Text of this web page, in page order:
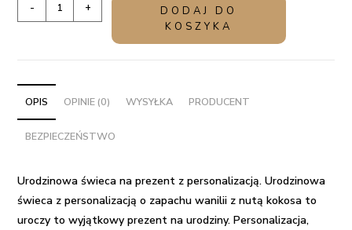
Urodzinowa
prezent
personalizacją
- +
DODAJ DO
KOSZYKA
OPIS OPINIE (0) WYSYŁKA PRODUCENT
BEZPIECZEŃSTWO
Urodzinowa świeca na prezent z personalizacją.Urodzinowa
świeca z personalizacją o zapachu wanilii z nutą kokosa to
uroczy to wyjątkowy prezent na urodziny. Personalizacja,